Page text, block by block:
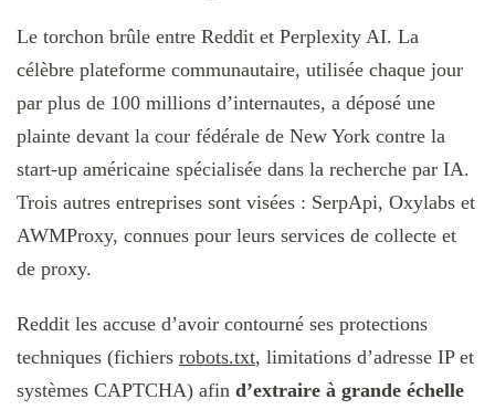
Le torchon brûle entre Reddit et Perplexity AI. La
célèbre plateforme communautaire, utilisée chaque jour
par plus de 100 millions d’internautes, a déposé une
plainte devant la cour fédérale de New York contre la
start-up américaine spécialisée dans la recherche par IA.
Trois autres entreprises sont visées : SerpApi, Oxylabs et
AWMProxy, connues pour leurs services de collecte et
de proxy.
Reddit les accuse d’avoir contourné ses protections
techniques (fichiers robots.txt, limitations d’adresse IP et
systèmes CAPTCHA) afin d’extraire à grande échelle